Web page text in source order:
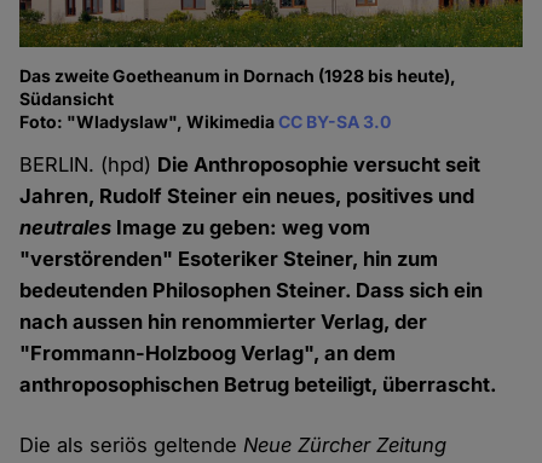
Das zweite Goetheanum in Dornach (1928 bis heute),
Südansicht
Foto: "Wladyslaw", WikimediaCC BY-SA 3.0
BERLIN. (hpd) Die Anthroposophie versucht seit
Jahren, Rudolf Steiner ein neues, positives und
neutrales Image zu geben: weg vom
"verstörenden" Esoteriker Steiner, hin zum
bedeutenden Philosophen Steiner. Dass sich ein
nach aussen hin renommierter Verlag, der
"Frommann-Holzboog Verlag", an dem
anthroposophischen Betrug beteiligt, überrascht.
Die als seriös geltendeNeue Zürcher Zeitung